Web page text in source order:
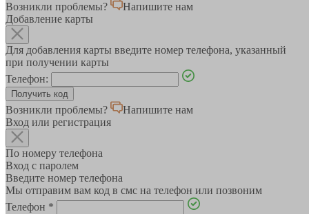
Возникли проблемы?
Напишите нам
Добавление карты
Для добавления карты введите номер телефона, указанный
при получении карты
Телефон:
Возникли проблемы?
Напишите нам
Вход или регистрация
По номеру телефона
Вход с паролем
Введите номер телефона
Мы отправим вам код в смс на телефон или позвоним
Телефон *